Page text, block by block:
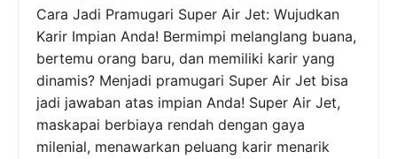
Cara Jadi Pramugari Super Air Jet: Wujudkan
Karir Impian Anda! Bermimpi melanglang buana,
bertemu orang baru, dan memiliki karir yang
dinamis? Menjadi pramugari Super Air Jet bisa
jadi jawaban atas impian Anda! Super Air Jet,
maskapai berbiaya rendah dengan gaya
milenial, menawarkan peluang karir menarik